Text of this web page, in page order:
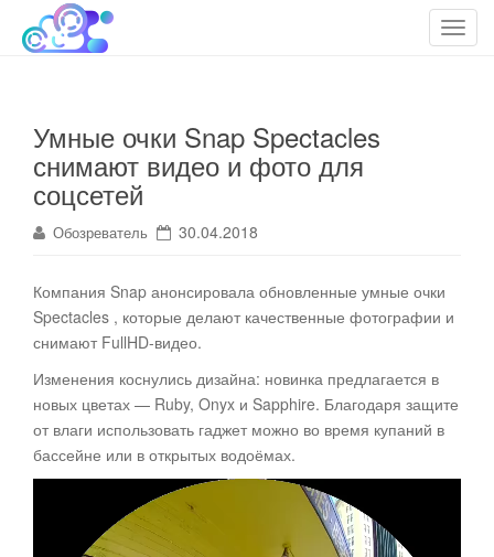
T
a
n
Облако технологий
cloudteh.ru
Умные очки Snap Spectacles
снимают видео и фото для
соцсетей
Обозреватель 30.04.2018
Компания Snap анонсировала обновленные умные очки
Spectacles , которые делают качественные фотографии и
снимают FullHD-видео.
Изменения коснулись дизайна: новинка предлагается в
новых цветах — Ruby, Onyx и Sapphire. Благодаря защите
от влаги использовать гаджет можно во время купаний в
бассейне или в открытых водоёмах.
Видеоплеер